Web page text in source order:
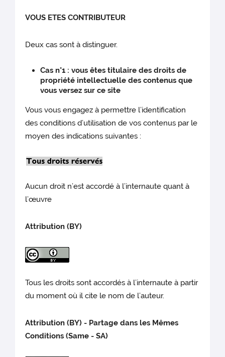
VOUS ETES CONTRIBUTEUR
Deux cas sont à distinguer.
Cas n°1 : vous êtes titulaire des droits de
propriété intellectuelle des contenus que
vous versez sur ce site
Vous vous engagez à permettre l’identification
des conditions d’utilisation de vos contenus par le
moyen des indications suivantes :
Aucun droit n’est accordé à l’internaute quant à
l’œuvre
Attribution (BY)
Tous les droits sont accordés à l’internaute à partir
du moment où il cite le nom de l’auteur.
Attribution (BY) - Partage dans les Mêmes
Conditions (Same - SA)